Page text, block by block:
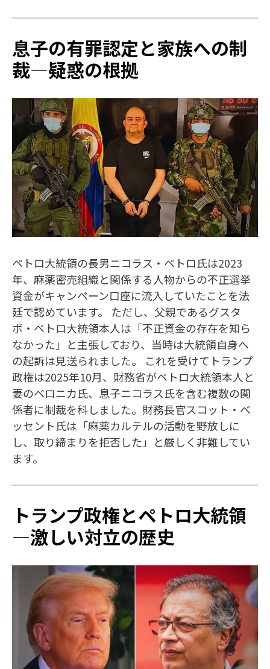
息子の有罪認定と家族への制
裁—疑惑の根拠
ペトロ大統領の長男ニコラス・ペトロ氏は2023
年、麻薬密売組織と関係する人物からの不正選挙
資金がキャンペーン口座に流入していたことを法
廷で認めています。 ただし、父親であるグスタ
ボ・ペトロ大統領本人は「不正資金の存在を知ら
なかった」と主張しており、当時は大統領自身へ
の起訴は見送られました。 これを受けてトランプ
政権は2025年10月、財務省がペトロ大統領本人と
妻のベロニカ氏、息子ニコラス氏を含む複数の関
係者に制裁を科しました。財務長官スコット・ベ
ッセント氏は「麻薬カルテルの活動を野放しに
し、取り締まりを拒否した」と厳しく非難してい
ます。
トランプ政権とペトロ大統領
—激しい対立の歴史